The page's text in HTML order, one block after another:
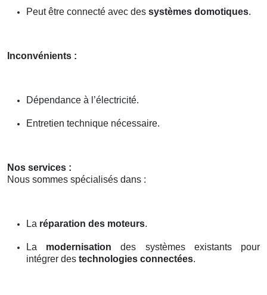
Peut être connecté avec des systèmes domotiques.
Inconvénients :
Dépendance à l’électricité.
Entretien technique nécessaire.
Nos services :
Nous sommes spécialisés dans :
La réparation des moteurs.
La modernisation des systèmes existants pour
intégrer des technologies connectées.